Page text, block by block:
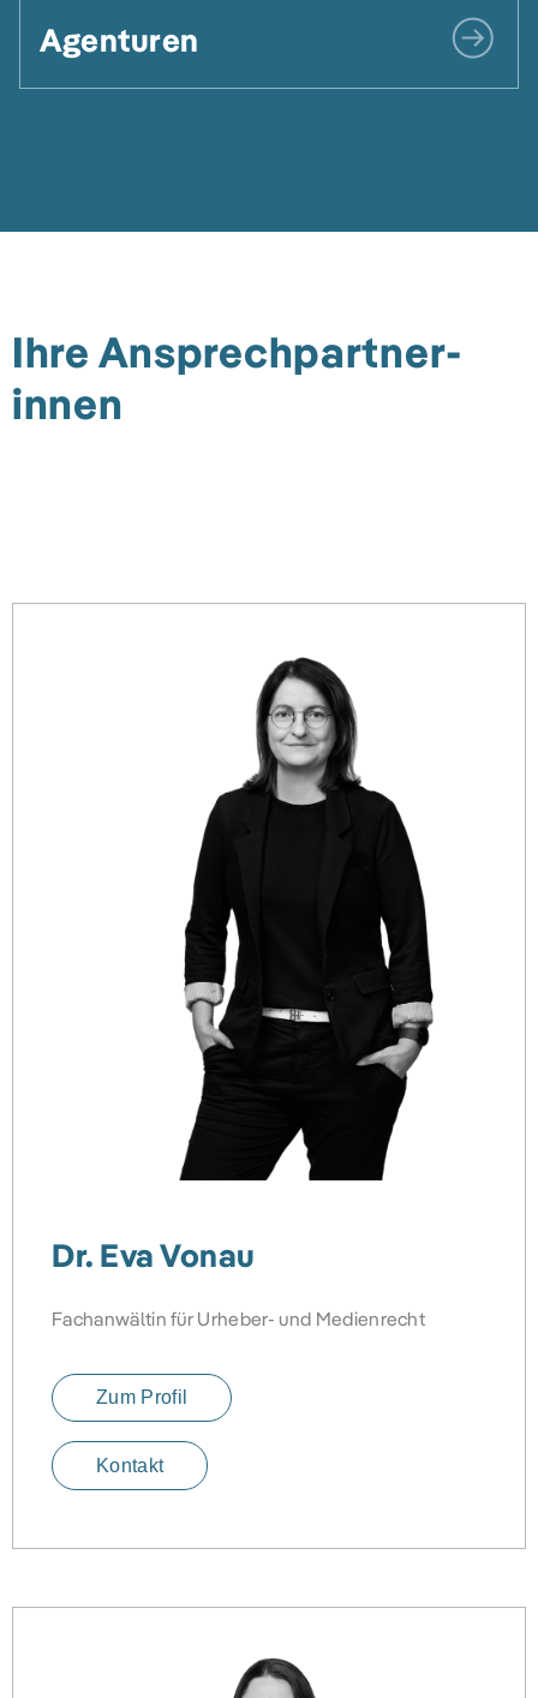
Agenturen
Ihre Ansprechpartner­
innen
Dr. Eva Vonau
Fachanwältin für Urheber- und Medienrecht
Zum Profil
Kontakt